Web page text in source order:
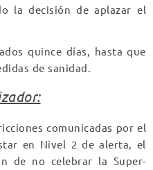
la decisión de aplazar el
quince días, hasta que
de sanidad.
comunicadas por el
en Nivel 2 de alerta, el
de no celebrar la Super-